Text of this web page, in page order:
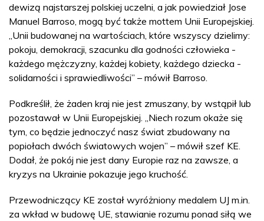
dewizą najstarszej polskiej uczelni, a jak powiedział Jose
Manuel Barroso, mogą być także mottem Unii Europejskiej.
„Unii budowanej na wartościach, które wszyscy dzielimy:
pokoju, demokracji, szacunku dla godności człowieka -
każdego mężczyzny, każdej kobiety, każdego dziecka -
solidarności i sprawiedliwości” – mówił Barroso.
Podkreślił, że żaden kraj nie jest zmuszany, by wstąpił lub
pozostawał w Unii Europejskiej. „Niech rozum okaże się
tym, co będzie jednoczyć nasz świat zbudowany na
popiołach dwóch światowych wojen” – mówił szef KE.
Dodał, że pokój nie jest dany Europie raz na zawsze, a
kryzys na Ukrainie pokazuje jego kruchość.
Przewodniczący KE został wyróżniony medalem UJ m.in.
za wkład w budowę UE, stawianie rozumu ponad siłą we